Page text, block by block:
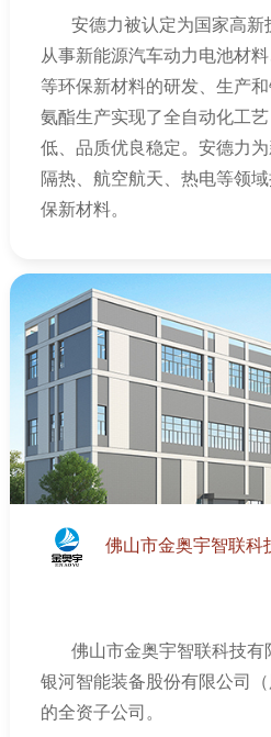
安德力被认定为国家高新
从事新能源汽车动力电池材
等环保新材料的研发、生产
氨酯生产实现了全自动化工
低、品质优良稳定。安德力
隔热、航空航天、热电等领
保新材料。
佛山市金奥宇智联科
佛山市金奥宇智联科技有
银河智能装备股份有限公司（
的全资子公司。